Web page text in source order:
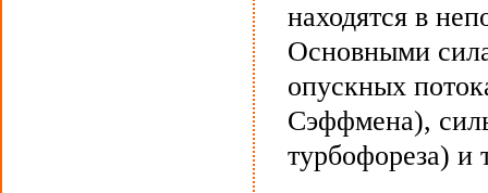
находятся в
Основными
опускных
Сэффмена),
турбофореза) и